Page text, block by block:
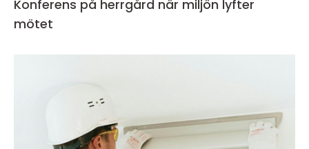
Konferens på herrgård när miljön lyfter
mötet